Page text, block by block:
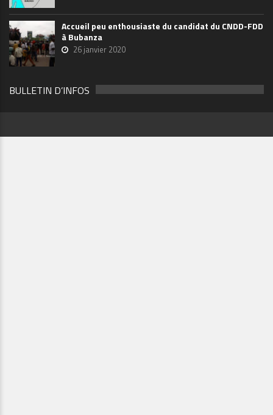
Accueil peu enthousiaste du candidat du CNDD-FDD
à Bubanza
26 janvier 2020
BULLETIN D’INFOS